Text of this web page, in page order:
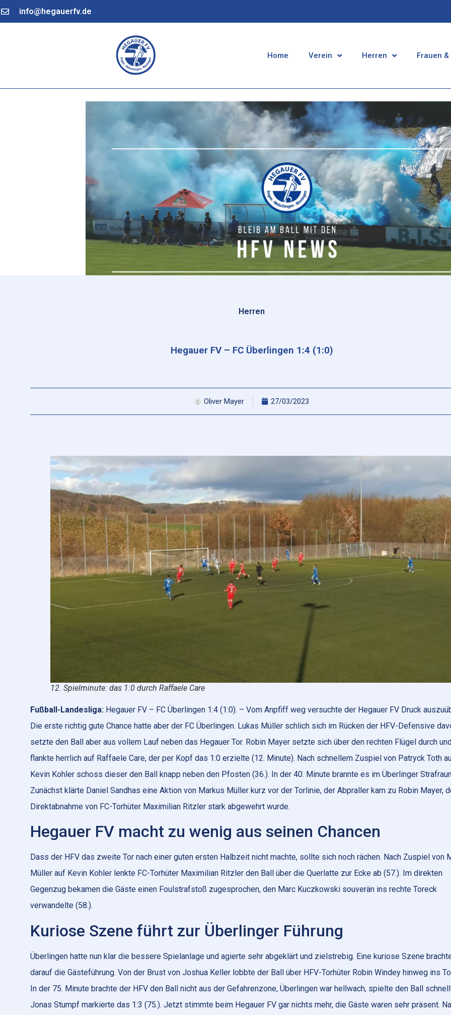
info@hegauerfv.de
Home Verein Herren Frauen
Herren
Hegauer FV – FC Überlingen 1:4 (1:0)
Oliver Mayer 27/03/2023
12. Spielminute: das 1:0 durch Raffaele Care
Fußball-Landesliga: Hegauer FV – FC Überlingen 1:4 (1:0). – Vom Anpfiff weg versuchte der Hegauer FV Druck
Die erste richtig gute Chance hatte aber der FC Überlingen. Lukas Müller schlich sich im Rücken der HFV-Defensive
setzte den Ball aber aus vollem Lauf neben das Hegauer Tor. Robin Mayer setzte sich über den rechten Flügel durch
flankte herrlich auf Raffaele Care, der per Kopf das 1:0 erzielte (12. Minute). Nach schnellem Zuspiel von Patryck Toth
Kevin Kohler schoss dieser den Ball knapp neben den Pfosten (36.). In der 40. Minute brannte es im Überlinger
Zunächst klärte Daniel Sandhas eine Aktion von Markus Müller kurz vor der Torlinie, der Abpraller kam zu Robin Mayer,
Direktabnahme von FC-Torhüter Maximilian Ritzler stark abgewehrt wurde.
Hegauer FV macht zu wenig aus seinen Chancen
Dass der HFV das zweite Tor nach einer guten ersten Halbzeit nicht machte, sollte sich noch rächen. Nach Zuspiel von
Müller auf Kevin Kohler lenkte FC-Torhüter Maximilian Ritzler den Ball über die Querlatte zur Ecke ab (57.). Im direkten
Gegenzug bekamen die Gäste einen Foulstrafstoß zugesprochen, den Marc Kuczkowski souverän ins rechte Toreck
verwandelte (58.).
Kuriose Szene führt zur Überlinger Führung
Überlingen hatte nun klar die bessere Spielanlage und agierte sehr abgeklärt und zielstrebig. Eine kuriose Szene
darauf die Gästeführung. Von der Brust von Joshua Keller lobbte der Ball über HFV-Torhüter Robin Windey hinweg ins
In der 75. Minute brachte der HFV den Ball nicht aus der Gefahrenzone, Überlingen war hellwach, spielte den Ball
Jonas Stumpf markierte das 1:3 (75.). Jetzt stimmte beim Hegauer FV gar nichts mehr, die Gäste waren sehr präsent.